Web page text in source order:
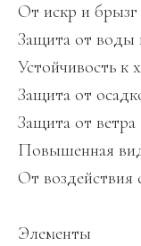
От искр и брызг
Защита от
Устойчивость к
Защита от
Защита от ветра
Повышенная
От воздействия
Элементы